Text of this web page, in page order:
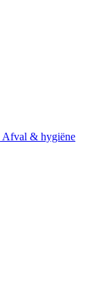
Afval & hygiëne